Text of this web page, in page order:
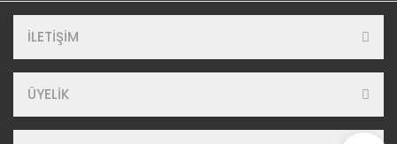
İLETİŞİM
ÜYELİK